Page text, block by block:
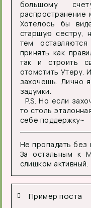
большому
распространение
Хотелось бы
старшую сестру,
тем
принять как
так и строить
отомстить Утеру.
захочешь. Лично
задумки.
P.S. Но если
то столь
себе поддержку~
Не пропадать без
За остальным к
слишком активный.
Пример поста